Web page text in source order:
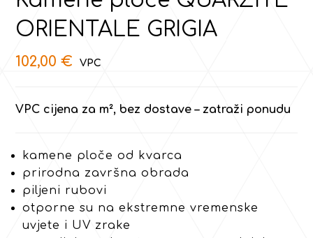
ORIENTALE GRIGIA
102,00€
VPC cijena za m², bez dostave – zatraži ponudu
kamene ploče od kvarca
prirodna završna obrada
piljeni rubovi
otporne su na ekstremne vremenske
uvjete i UV zrake